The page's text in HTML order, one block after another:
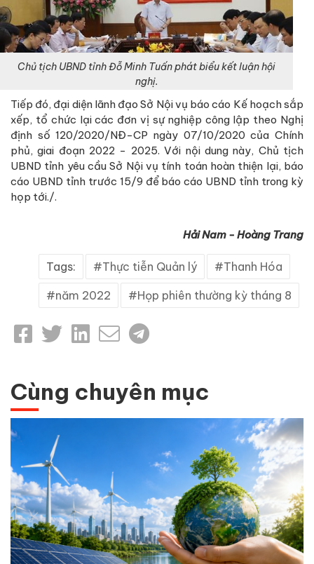
Chủ tịch UBND tỉnh Đỗ Minh Tuấn phát biểu kết luận hội
nghị.
Tiếp đó, đại diện lãnh đạo Sở Nội vụ báo cáo Kế hoạch sắp
xếp, tổ chức lại các đơn vị sự nghiệp công lập theo Nghị
định số 120/2020/NĐ-CP ngày 07/10/2020 của Chính
phủ, giai đoạn 2022 - 2025. Với nội dung này, Chủ tịch
UBND tỉnh yêu cầu Sở Nội vụ tính toán hoàn thiện lại, báo
cáo UBND tỉnh trước 15/9 để báo cáo UBND tỉnh trong kỳ
họp tới./.
Hải Nam - Hoàng Trang
Tags: Thực tiễn Quản lý Thanh Hóa
năm 2022 Họp phiên thường kỳ tháng 8
Cùng chuyên mục